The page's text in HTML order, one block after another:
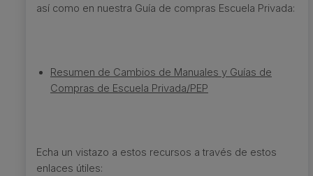
así como en nuestra Guía de compras Escuela Privada:
Resumen de Cambios de Manuales y Guías de
Compras de Escuela Privada/PEP
Echa un vistazo a estos recursos a través de estos
enlaces útiles: